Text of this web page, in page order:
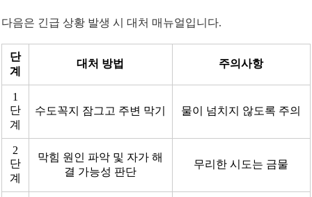
다음은 긴급 상황 발생 시 대처 매뉴얼입니다.
단
계
대처 방법 주의사항
1
단
계
수도꼭지 잠그고 주변 막기 물이 넘치지 않도록 주의
2
단
계
막힘 원인 파악 및 자가 해
결 가능성 판단
무리한 시도는 금물